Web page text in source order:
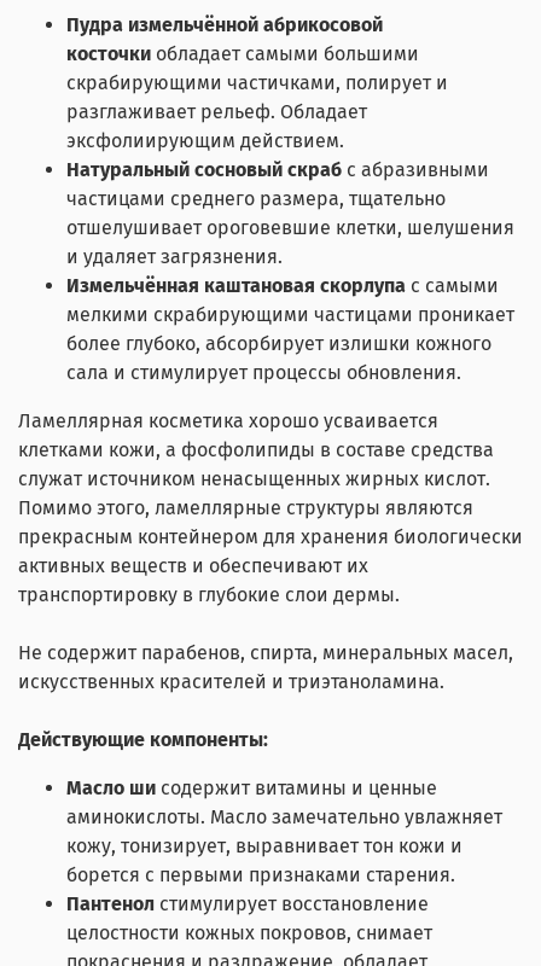
Пудра измельчённой абрикосовой
косточки обладает самыми большими
скрабирующими частичками, полирует и
разглаживает рельеф. Обладает
эксфолиирующим действием.
Натуральный сосновый скраб с абразивными
частицами среднего размера, тщательно
отшелушивает ороговевшие клетки, шелушения
и удаляет загрязнения.
Измельчённая каштановая скорлупа с самыми
мелкими скрабирующими частицами проникает
более глубоко, абсорбирует излишки кожного
сала и стимулирует процессы обновления.
Ламеллярная косметика хорошо усваивается
клетками кожи, а фосфолипиды в составе средства
служат источником ненасыщенных жирных кислот.
Помимо этого, ламеллярные структуры являются
прекрасным контейнером для хранения биологически
активных веществ и обеспечивают их
транспортировку в глубокие слои дермы.
Не содержит парабенов, спирта, минеральных масел,
искусственных красителей и триэтаноламина.
Действующие компоненты:
Масло ши содержит витамины и ценные
аминокислоты. Масло замечательно увлажняет
кожу, тонизирует, выравнивает тон кожи и
борется с первыми признаками старения.
Пантенол стимулирует восстановление
целостности кожных покровов, снимает